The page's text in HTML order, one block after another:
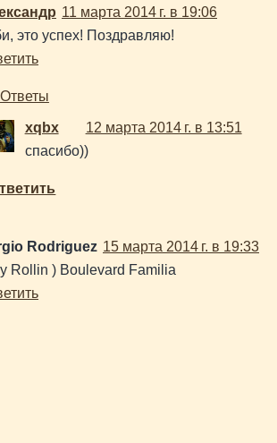
11 марта 2014 г. в 19:06
это успех! Поздравляю!
Ответы
xqbx
12 марта 2014 г. в 13:51
спасибо))
Rodriguez 15 марта 2014 г. в 19:33
Rollin ) Boulevard Familia